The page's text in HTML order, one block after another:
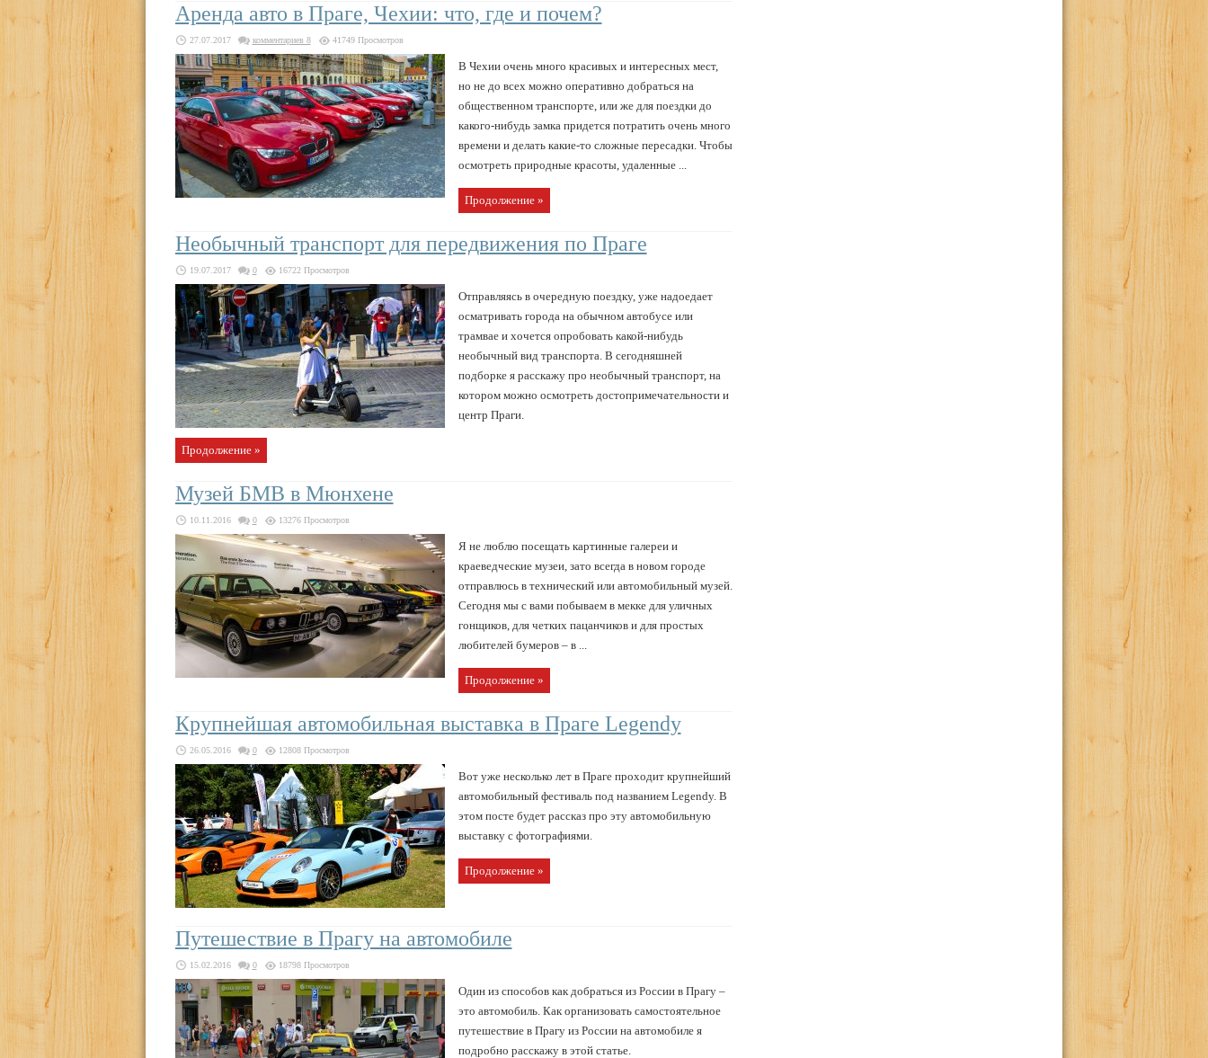
Аренда авто в Праге, Чехии: что, где и почем?
27.07.2017 комментариев 8 41749 Просмотров
В Чехии очень много красивых и интересных мест,
но не до всех можно оперативно добраться на
общественном транспорте, или же для поездки до
какого-нибудь замка придется потратить очень много
времени и делать какие-то сложные пересадки. Чтобы
осмотреть природные красоты, удаленные ...
Продолжение »
Необычный транспорт для передвижения по Праге
19.07.2017 0 16722 Просмотров
Отправляясь в очередную поездку, уже надоедает
осматривать города на обычном автобусе или
трамвае и хочется опробовать какой-нибудь
необычный вид транспорта. В сегодняшней
подборке я расскажу про необычный транспорт, на
котором можно осмотреть достопримечательности и
центр Праги.
Продолжение »
Музей БМВ в Мюнхене
10.11.2016 0 13276 Просмотров
Я не люблю посещать картинные галереи и
краеведческие музеи, зато всегда в новом городе
отправлюсь в технический или автомобильный музей.
Сегодня мы с вами побываем в мекке для уличных
гонщиков, для четких пацанчиков и для простых
любителей бумеров – в ...
Продолжение »
Крупнейшая автомобильная выставка в Праге Legendy
26.05.2016 0 12808 Просмотров
Вот уже несколько лет в Праге проходит крупнейший
автомобильный фестиваль под названием Legendy. В
этом посте будет рассказ про эту автомобильную
выставку с фотографиями.
Продолжение »
Путешествие в Прагу на автомобиле
15.02.2016 0 18798 Просмотров
Один из способов как добраться из России в Прагу –
это автомобиль. Как организовать самостоятельное
путешествие в Прагу из России на автомобиле я
подробно расскажу в этой статье.